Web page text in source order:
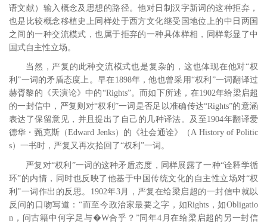
语文献）输入概念及思想的路径。他对日制汉字新词的这种拒弃，
也是比较概念移植史上同样处于西方文化继受国地位上的中日两国
之间的一种交流模式，也属于拒弃的一种具体样相，同样彰显了中
国式自主性立场。
当然，严复的此种交流模式也是复杂的，这也体现在他对“权
利”一词的矛盾态度上。早在1898年，他也曾采用“权利”一词翻译过
赫胥黎的《天演论》中的“Rights”。而如下所述，在1902年给梁启超
的一封信中，严复则对“权利”一词是否足以准确传达“Rights”的意涵
表达了保留意见，并且提出了自己的几种译法。 及至1904年翻译爱
德华・甄克斯（Edward Jenks）的《社会通诠》（A History of Politic
s）一书时，严复又再次拾回了“权利”一词。
严复对“权利”一词的这种矛盾态度，同样展露了一种“诠释学循
环”的内情，同时也反映了他基于中国传统文化的自主性立场对“权
利”一词作出的反思。1902年3月，严复在给梁启超的一封信中就以
反问的口吻写道：“而至今政治家最要之字，如Rights，如Obligatio
n，问古籍中何字足与�W合乎？”同年4月在给梁启超的另一封信